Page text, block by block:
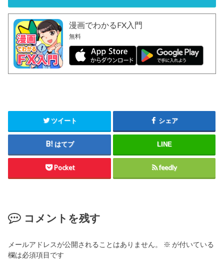
漫画でわかるFX入門
無料
ツイート シェア
はてブ LINE
Pocket feedly
コメントを残す
メールアドレスが公開されることはありません。 ※ が付いている
欄は必須項目です